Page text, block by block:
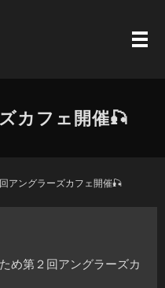
カフェ開催🎣
アングラーズカフェ開催🎣
め第２回アングラーズカ